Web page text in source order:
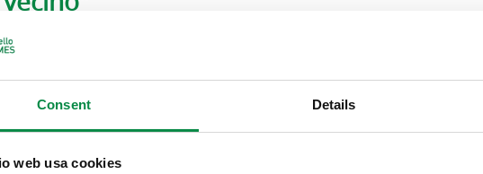
Consent Details
web usa cookies
2023
Ames, a través do departamento de Medio Ambiente, informa de que
é para o veciño", unha iniciativa programada pola Aula da
recoller castañas que inclúe xantar, magosto e unha charla-